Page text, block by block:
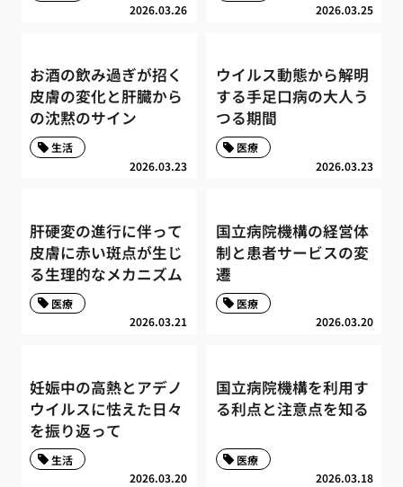
2026.03.26 2026.03.25
お酒の飲み過ぎが招く
皮膚の変化と肝臓から
の沈黙のサイン
2026.03.23
生活
ウイルス動態から解明
する手足口病の大人う
つる期間
2026.03.23
医療
肝硬変の進行に伴って
皮膚に赤い斑点が生じ
る生理的なメカニズム
2026.03.21
医療
国立病院機構の経営体
制と患者サービスの変
遷
2026.03.20
医療
妊娠中の高熱とアデノ
ウイルスに怯えた日々
を振り返って
2026.03.20
生活
国立病院機構を利用す
る利点と注意点を知る
2026.03.18
医療